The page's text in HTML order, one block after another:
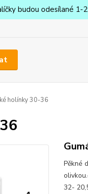
budou odesílané
holínky 30-36
Pěkné
32-